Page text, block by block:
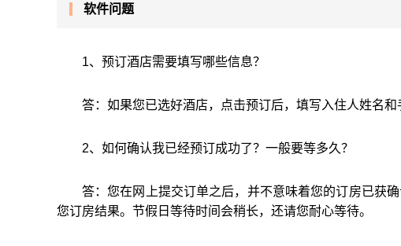
软件问题
1、预订酒店需要填写哪些信息？
答：如果您已选好酒店，点击预订后，填写入住人姓名和
2、如何确认我已经预订成功了？一般要等多久？
答：您在网上提交订单之后，并不意味着您的订房已获
您订房结果。节假日等待时间会稍长，还请您耐心等待。